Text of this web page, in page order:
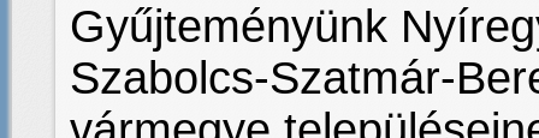
Gyűjteményünk
Szabolcs-Szatmár-